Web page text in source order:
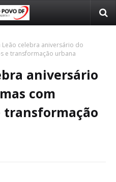
Leão celebra aniversário do
e transformação urbana
aniversário
com